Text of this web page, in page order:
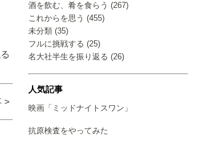
酒を飲む、肴を食らう (267)
これからを思う (455)
未分類 (35)
フルに挑戦する (25)
名大社半生を振り返る (26)
人気記事
映画「ミッドナイトスワン」
抗原検査をやってみた
>